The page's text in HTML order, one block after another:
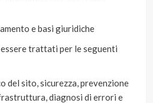
e basi giuridiche
trattati per le seguenti
del sito, sicurezza, prevenzione
diagnosi di errori e